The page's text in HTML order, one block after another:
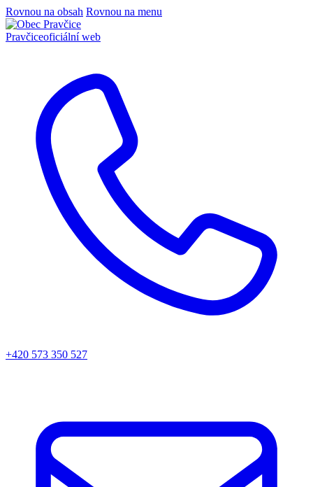
Rovnou na obsah Rovnou na menu
Pravčiceoficiální web
+420 573 350 527